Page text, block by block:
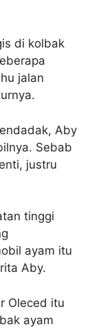
di kolbak
jalan
Aby
Sebab
justru
tinggi
ayam itu
Aby.
Oleced itu
ayam